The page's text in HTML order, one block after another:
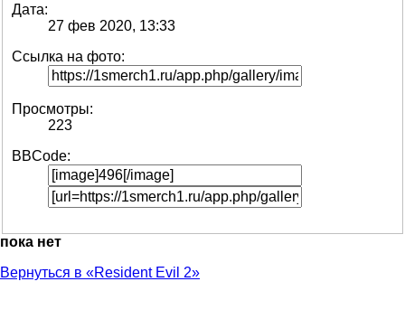
Дата:
27 фев 2020, 13:33
Ссылка на фото:
Просмотры:
223
BBCode:
пока нет
Вернуться в «Resident Evil 2»